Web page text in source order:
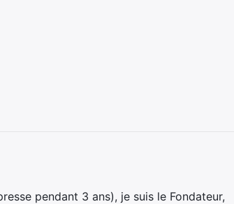
pendant 3 ans), je suis le Fondateur,